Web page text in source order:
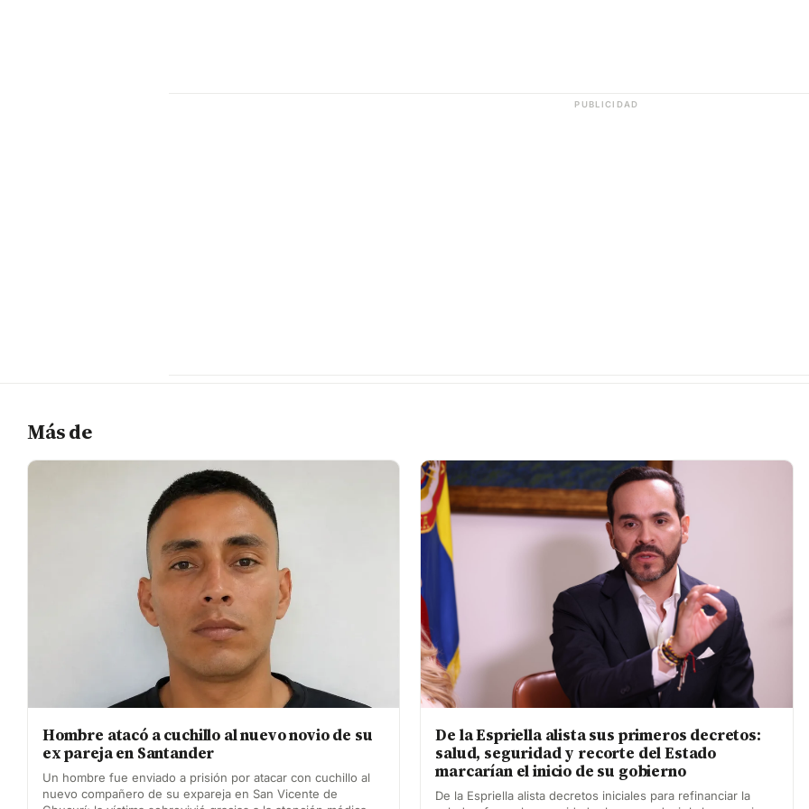
PUBLICIDAD
Más de
Hombre atacó a cuchillo al nuevo novio de su
ex pareja en Santander
Un hombre fue enviado a prisión por atacar con cuchillo al
nuevo compañero de su expareja en San Vicente de
De la Espriella alista sus primeros decretos:
salud, seguridad y recorte del Estado
marcarían el inicio de su gobierno
De la Espriella alista decretos iniciales para refinanciar la